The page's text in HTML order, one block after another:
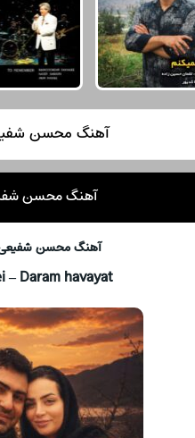
آهنگ محسن
آهنگ محسن
آهنگ محسن شفیعی
– Daram havayat